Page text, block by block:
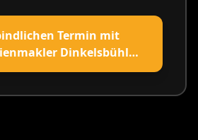
Termin mit
Dinkelsbühl
vereinbaren